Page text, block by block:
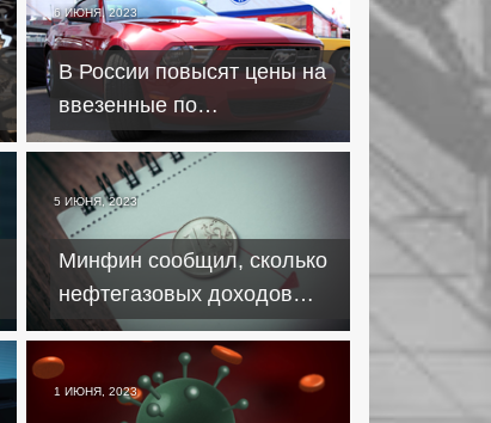
6 ИЮНЯ, 2023
В России повысят цены на
ввезенные по
параллельному импорту
автомобили
5 ИЮНЯ, 2023
Минфин сообщил, сколько
нефтегазовых доходов
недополучит в июне
бюджет
1 ИЮНЯ, 2023